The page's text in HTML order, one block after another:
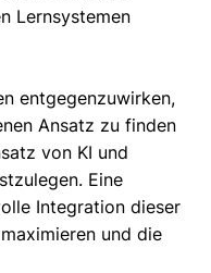
Lernsystemen
entgegenzuwirken,
Ansatz zu finden
von KI und
Eine
Integration dieser
und die